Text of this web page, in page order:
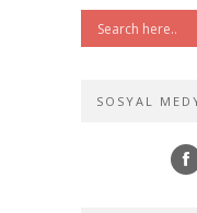
SOSYAL